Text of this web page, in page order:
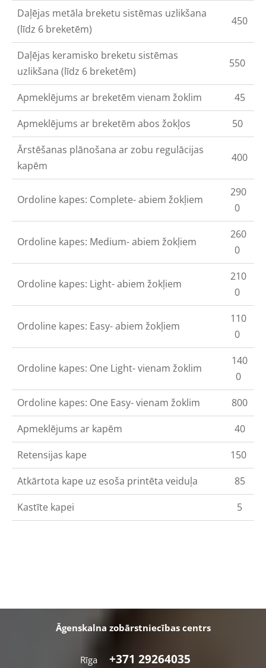
Daļējas metāla breketu sistēmas uzlikšana
(līdz 6 breketēm)
450
Daļējas keramisko breketu sistēmas
uzlikšana (līdz 6 breketēm)
550
Apmeklējums ar breketēm vienam žoklim
45
Apmeklējums ar breketēm abos žokļos
50
Ārstēšanas plānošana ar zobu regulācijas
kapēm
400
Ordoline kapes: Complete- abiem žokļiem
290
0
Ordoline kapes: Medium- abiem žokļiem
260
0
Ordoline kapes: Light- abiem žokļiem
210
0
Ordoline kapes: Easy- abiem žokļiem
110
0
Ordoline kapes: One Light- vienam žoklim
140
0
Ordoline kapes: One Easy- vienam žoklim
800
Apmeklējums ar kapēm
40
Retensijas kape
150
Atkārtota kape uz esoša printēta veiduļa
85
Kastīte kapei
5
Āgenskalna zobārstniecības centrs
Rīga +371 29264035